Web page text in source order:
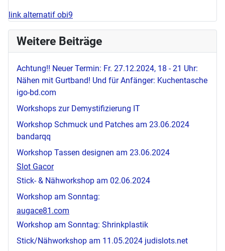
link alternatif obi9
Weitere Beiträge
Achtung!! Neuer Termin: Fr. 27.12.2024, 18 - 21 Uhr:
Nähen mit Gurtband! Und für Anfänger: Kuchentasche
igo-bd.com
Workshops zur Demystifizierung IT
Workshop Schmuck und Patches am 23.06.2024
bandarqq
Workshop Tassen designen am 23.06.2024
Slot Gacor
Stick- & Nähworkshop am 02.06.2024
Workshop am Sonntag:
augace81.com
Workshop am Sonntag: Shrinkplastik
Stick/Nähworkshop am 11.05.2024 judislots.net